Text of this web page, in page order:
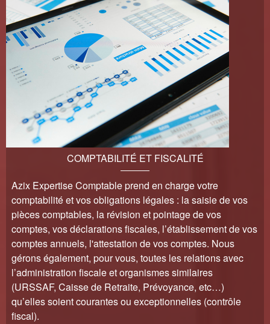
COMPTABILITÉ ET FISCALITÉ
Azix Expertise Comptable prend en charge votre
comptabilité et vos obligations légales : la saisie de vos
pièces comptables, la révision et pointage de vos
comptes, vos déclarations fiscales, l’établissement de vos
comptes annuels, l'attestation de vos comptes. Nous
gérons également, pour vous, toutes les relations avec
l’administration fiscale et organismes similaires
(URSSAF, Caisse de Retraite, Prévoyance, etc…)
qu’elles soient courantes ou exceptionnelles (contrôle
fiscal).